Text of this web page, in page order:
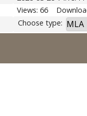
Views: 66
Choose type: